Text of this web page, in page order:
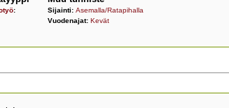
: Sijainti: Asemalla/Ratapihalla
Vuodenajat: Kevät